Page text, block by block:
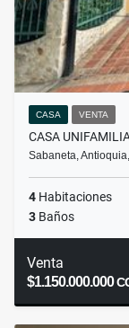
CASA VENTA
CASA
Sabaneta,
4 Habitaciones
3 Baños
Venta
$1.150.000.000